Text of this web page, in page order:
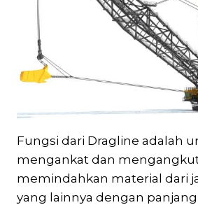
Fungsi dari Dragline adalah
mengankat dan
memindahkan material dari
yang lainnya dengan